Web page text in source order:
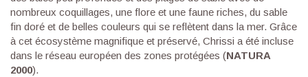
nombreux coquillages, une flore et une faune riches, du sable
fin doré et de belles couleurs qui se reflètent dans la mer. Grâce
à cet écosystème magnifique et préservé, Chrissi a été incluse
dans le réseau européen des zones protégées (NATURA
2000).